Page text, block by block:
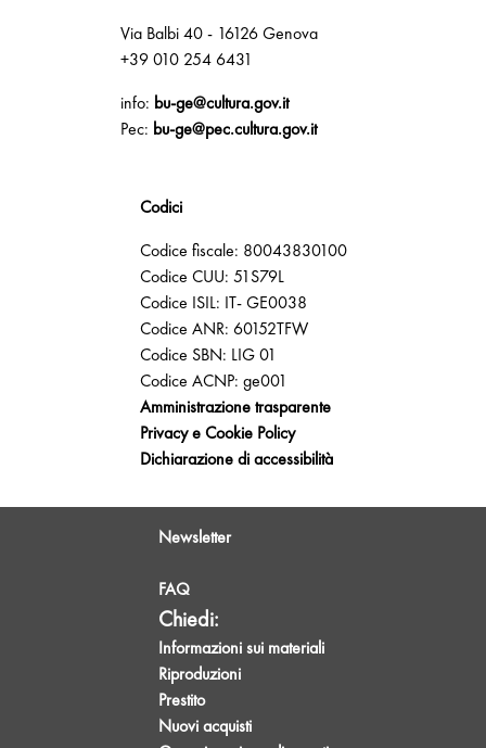
Via Balbi 40 - 16126 Genova
+39 010 254 6431
info: bu-ge@cultura.gov.it
Pec: bu-ge@pec.cultura.gov.it
Codici
Codice fiscale: 80043830100
Codice CUU: 51S79L
Codice ISIL: IT- GE0038
Codice ANR: 60152TFW
Codice SBN: LIG 01
Codice ACNP: ge001
Amministrazione trasparente
Privacy e Cookie Policy
Dichiarazione di accessibilità
Newsletter
FAQ
Chiedi:
Informazioni sui materiali
Riproduzioni
Prestito
Nuovi acquisti